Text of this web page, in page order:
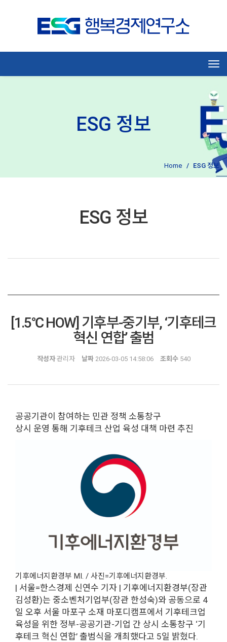
ESG 정보
ESG 정보
Home ESG 정보
[1.5℃ HOW] 기후부-중기부, ‘기후테크
혁신 연합’ 출범
작성자관리자 날짜2026-03-05 14:58:06 조회수540
공공기관이 참여하는 민관 정책 소통창구
상시 운영 통해 기후테크 산업 육성 대책 마련 추진
기후에너지환경부 MI. / 사진=기후에너지환경부.
| 서울=한스경제 신연수 기자 | 기후에너지환경부(장관
김성환)는 중소벤처기업부(장관 한성숙)와 공동으로 4
일 오후 서울 마포구 소재 마포디캠프에서 기후테크업
육성을 위한 정부-공공기관-기업 간 상시 소통창구 ‘기
후테크 혁신 연합’ 출범식을 개최했다고 5일 밝혔다.